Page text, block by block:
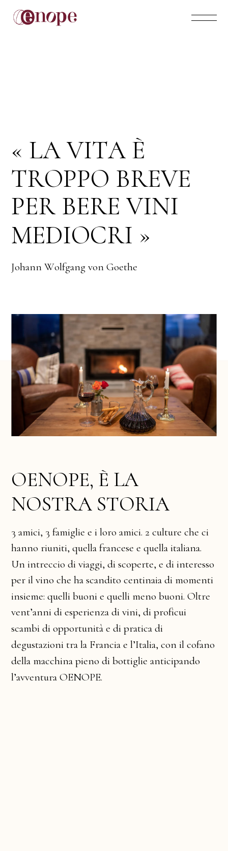
« LA VITA È
TROPPO BREVE
PER BERE VINI
MEDIOCRI »
Johann Wolfgang von Goethe
OENOPE, È LA
NOSTRA STORIA
3 amici, 3 famiglie e i loro amici. 2 culture che ci
hanno riuniti, quella francese e quella italiana.
Un intreccio di viaggi, di scoperte, e di interesso
per il vino che ha scandito centinaia di momenti
insieme: quelli buoni e quelli meno buoni. Oltre
vent’anni di esperienza di vini, di proficui
scambi di opportunità e di pratica di
degustazioni tra la Francia e l’Italia, con il cofano
della macchina pieno di bottiglie anticipando
l’avventura OENOPE.